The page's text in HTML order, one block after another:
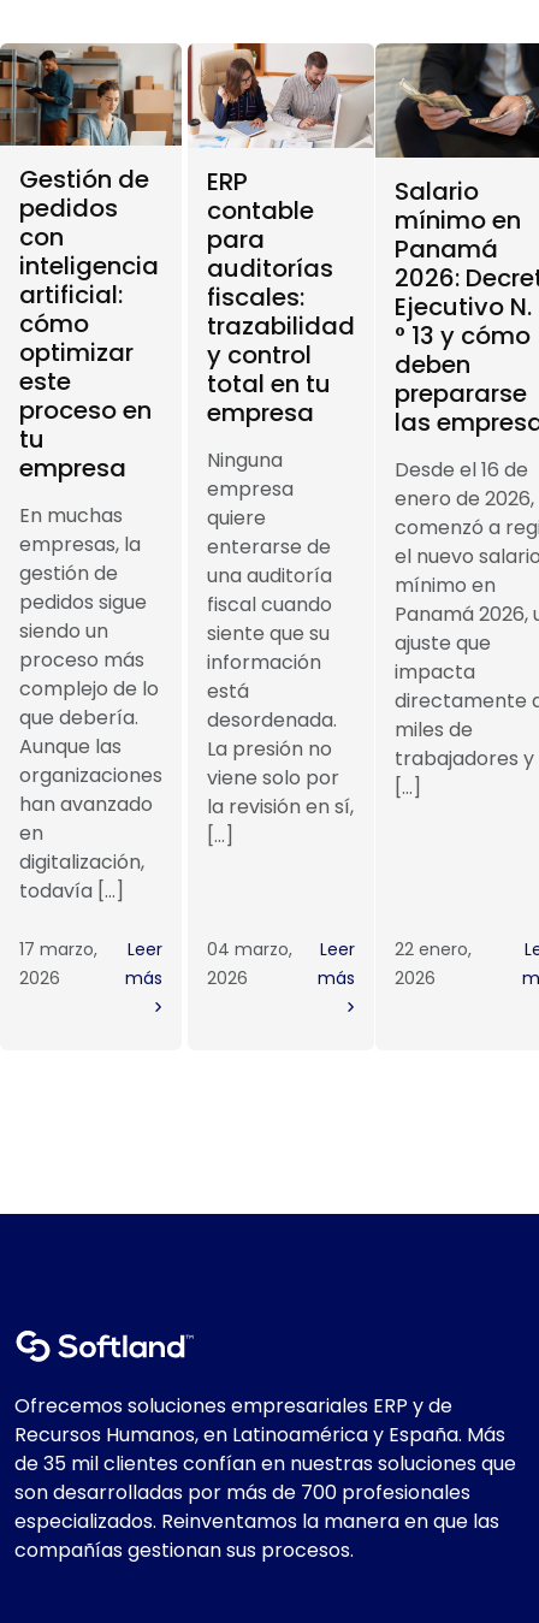
Gestión de
pedidos
con
inteligencia
artificial:
cómo
optimizar
este
proceso en
tu
empresa
En muchas
empresas, la
gestión de
pedidos sigue
siendo un
proceso más
complejo de lo
que debería.
Aunque las
organizaciones
han avanzado
en
digitalización,
todavía […]
17 marzo,
2026
Leer
más
ERP
contable
para
auditorías
fiscales:
trazabilidad
y control
total en tu
empresa
Ninguna
empresa
quiere
enterarse de
una auditoría
fiscal cuando
siente que su
información
está
desordenada.
La presión no
viene solo por
la revisión en sí,
[…]
04 marzo,
2026
Leer
más
Salario
mínimo en
Panamá
2026:
Ejecutivo N.
° 13 y cómo
deben
prepararse
las
Desde el 16 de
enero de 2026,
comenzó a
el nuevo
mínimo en
Panamá 2026,
ajuste que
impacta
directamente
miles de
trabajadores y
[…]
22 enero,
2026
Ofrecemos soluciones empresariales ERP y de
Recursos Humanos, en Latinoamérica y España. Más
de 35 mil clientes confían en nuestras soluciones que
son desarrolladas por más de 700 profesionales
especializados. Reinventamos la manera en que las
compañías gestionan sus procesos.